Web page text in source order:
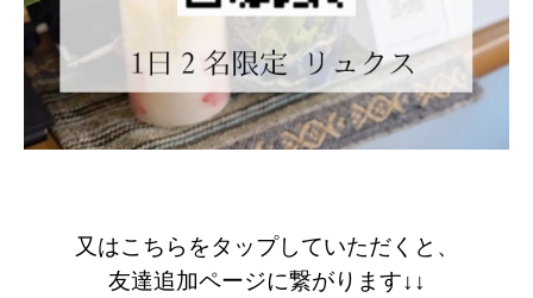
又はこちらをタップしていただくと、
友達追加ページに繋がります↓↓